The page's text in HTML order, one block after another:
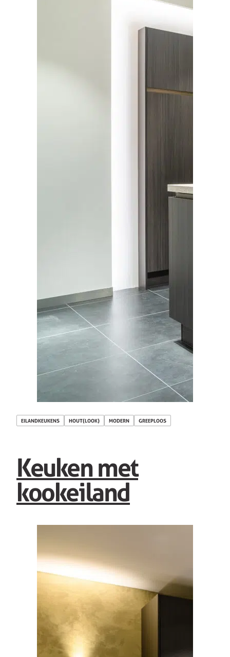
EILANDKEUKENS HOUT(LOOK) MODERN GREEPLOOS
Keuken met
kookeiland